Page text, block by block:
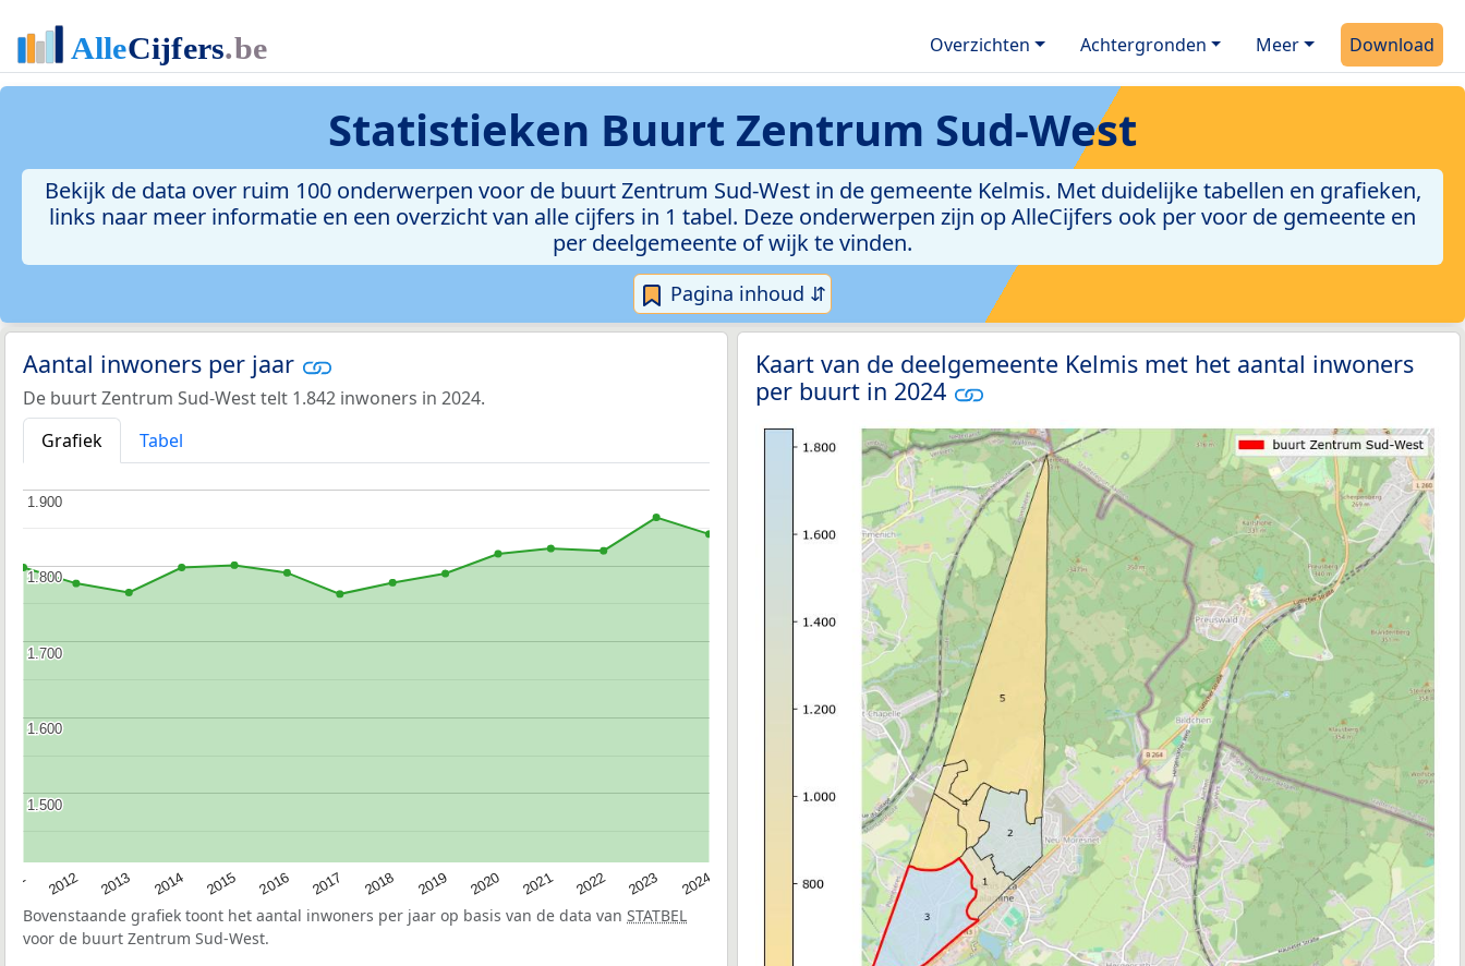
Overzichten Achtergronden Meer Download
Statistieken Buurt Zentrum Sud-West
Bekijk de data over ruim 100 onderwerpen voor de buurt Zentrum Sud-West in de gemeente Kelmis. Met duidelijke tabellen en grafieken,
links naar meer informatie en een overzicht van alle cijfers in 1 tabel. Deze onderwerpen zijn op AlleCijfers ook per voor de gemeente en
per deelgemeente of wijk te vinden.
Pagina inhoud ⇵
Aantal inwoners per jaar
De buurt Zentrum Sud-West telt 1.842 inwoners in 2024.
Grafiek
Tabel
2012 2013 2014 2015 2016 2017 2018 2019 2020 2021 2022 2023 2024
1.500
1.500
1.600
1.600
1.700
1.700
1.800
1.800
1.900
1.900
Bovenstaande grafiek toont het aantal inwoners per jaar op basis van de data van STATBEL
voor de buurt Zentrum Sud-West.
Kaart van de deelgemeente Kelmis met het aantal inwoners
per buurt in 2024